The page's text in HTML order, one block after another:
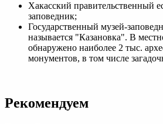
Хакасский правительственный
заповедник;
Государственный музей-
называется "Казановка". В
обнаружено наиболее 2 тыс.
монументов, в том числе
Рекомендуем